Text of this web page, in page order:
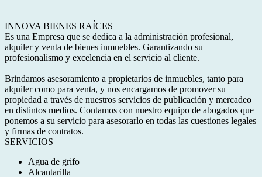
INNOVA BIENES RAÍCES
Es una Empresa que se dedica a la administración profesional,
alquiler y venta de bienes inmuebles. Garantizando su
profesionalismo y excelencia en el servicio al cliente.
Brindamos asesoramiento a propietarios de inmuebles, tanto para
alquiler como para venta, y nos encargamos de promover su
propiedad a través de nuestros servicios de publicación y mercadeo
en distintos medios. Contamos con nuestro equipo de abogados que
ponemos a su servicio para asesorarlo en todas las cuestiones legales
y firmas de contratos.
SERVICIOS
Agua de grifo
Alcantarilla